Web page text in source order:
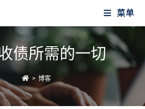
菜单
债所需的一切
> 博客